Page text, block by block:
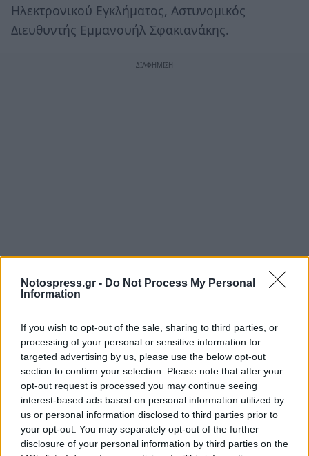
Notospress.gr - Do Not Process My Personal
Information
If you wish to opt-out of the sale, sharing to third parties, or
processing of your personal or sensitive information for
targeted advertising by us, please use the below opt-out
section to confirm your selection. Please note that after your
opt-out request is processed you may continue seeing
interest-based ads based on personal information utilized by
us or personal information disclosed to third parties prior to
your opt-out. You may separately opt-out of the further
disclosure of your personal information by third parties on the
Ηλεκτρονικού Εγκλήματος, Αστυνομικός
Διευθυντής Εμμανουήλ Σφακιανάκης.